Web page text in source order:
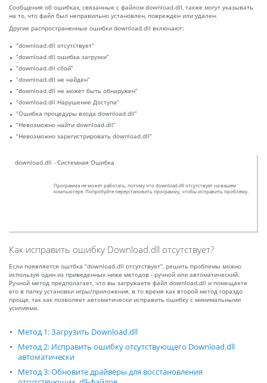
Сообщения об ошибках, связанные с файлом download.dll, также могут указывать
на то, что файл был неправильно установлен, поврежден или удален.
Другие распространенные ошибки download.dll включают:
“download.dll отсутствует”
“download.dll ошибка загрузки”
“download.dll сбой”
“download.dll не найден”
“download.dll не может быть обнаружен”
“download.dll Нарушение Доступа”
“Ошибка процедуры входа download.dll”
“Невозможно найти download.dll”
“Невозможно зарегистрировать download.dll”
download.dll - Системная Ошибка
Программа не может работать, потому что download.dll отсутствует на вашем
компьютере. Попробуйте переустановить программу, чтобы исправить проблему.
Как исправить ошибку Download.dll отсутствует?
Если появляется оштбка “download.dll отсутствует”, решить проблемы можно
используя один из приведенных ниже методов - ручной или автоматический.
Ручной метод предполагает, что вы загружаете файл download.dll и помещаете
его в папку установки игры/приложения, в то время как второй метод гораздо
проще, так как позволяет автоматически исправить ошибку с минимальными
усилиями.
Метод 1: Загрузить Download.dll
Метод 2: Исправить ошибку отсутствующего Download.dll
автоматически
Метод 3: Обновите драйверы для восстановления